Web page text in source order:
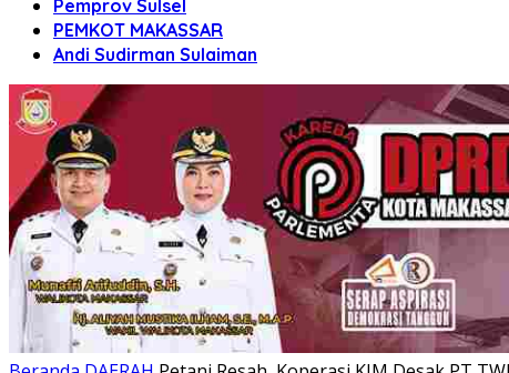
Pemprov Sulsel
PEMKOT MAKASSAR
Andi Sudirman Sulaiman